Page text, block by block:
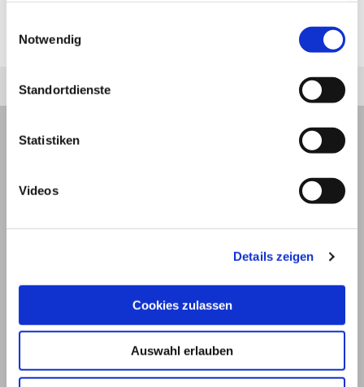
Notwendig
Standortdienste
Statistiken
Videos
Details zeigen
Cookies zulassen
Auswahl erlauben
Autor*innen
zuletzt geändert am
© 2026
Impressum und Nutzungsbedingungen